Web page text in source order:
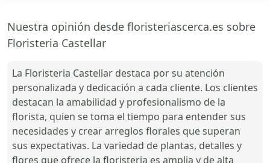
Nuestra opinión desde floristeriascerca.es sobre
Floristeria Castellar
La Floristeria Castellar destaca por su atención
personalizada y dedicación a cada cliente. Los clientes
destacan la amabilidad y profesionalismo de la
florista, quien se toma el tiempo para entender sus
necesidades y crear arreglos florales que superan
sus expectativas. La variedad de plantas, detalles y
flores que ofrece la floristeria es amplia y de alta